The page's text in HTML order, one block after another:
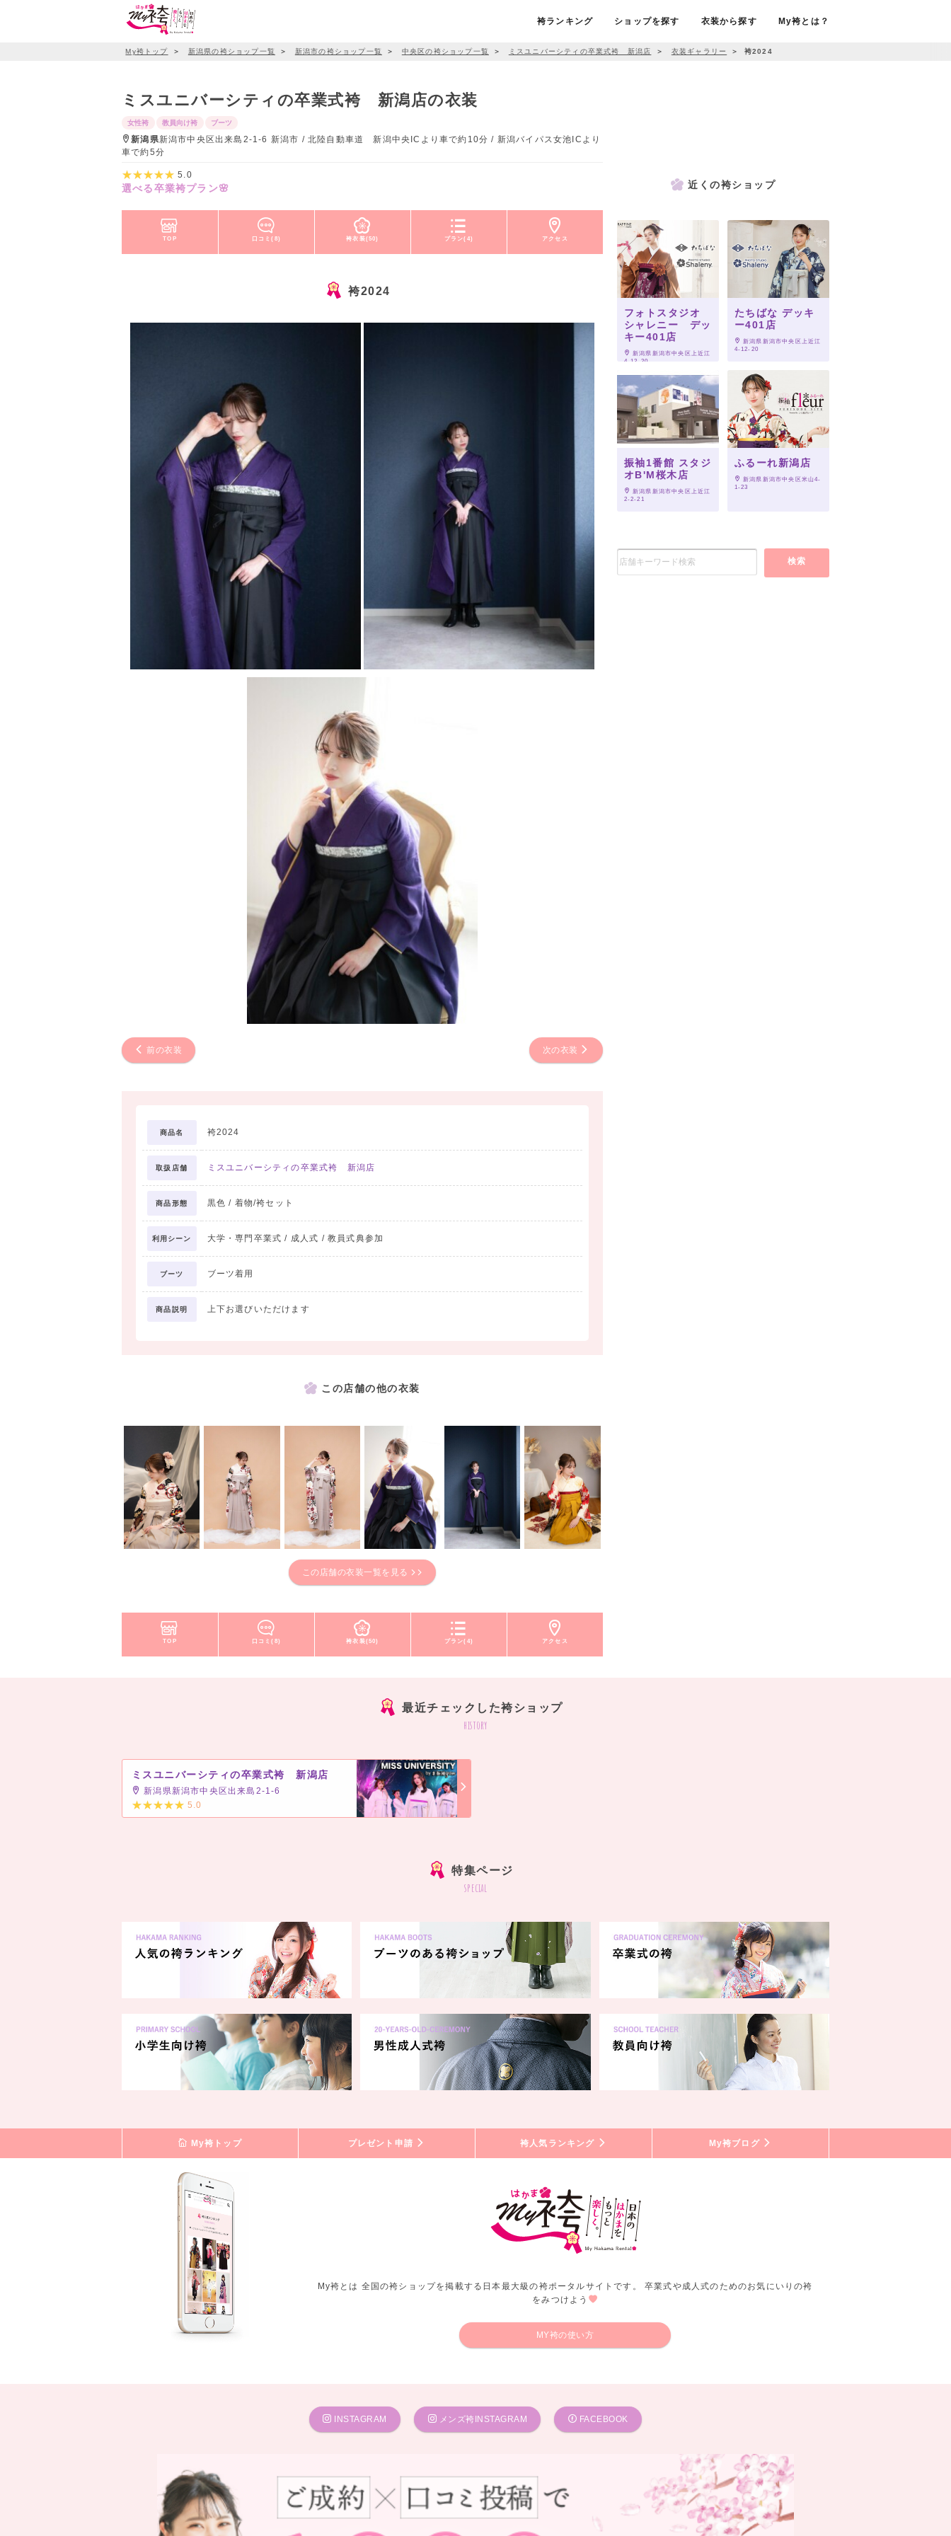
袴ランキング ショップを探す 衣装から探す My袴とは？
My袴トップ ＞ 新潟県の袴ショップ一覧 ＞ 新潟市の袴ショップ一覧 ＞ 中央区の袴ショップ一覧 ＞ ミスユニバーシティの卒業式袴 新潟店 ＞ 衣装ギャラリー ＞ 袴2024
ミスユニバーシティの卒業式袴 新潟店の衣装
女性袴 教員向け袴 ブーツ
新潟県新潟市中央区出来島2-1-6 新潟市 / 北陸自動車道 新潟中央ICより車で約10分 / 新潟バイパス女池ICより
車で約5分
5.0
選べる卒業袴プラン🌸
TOP 口コミ(8) 袴衣装(50) プラン(4) アクセス
袴2024
前の衣装 次の衣装
商品名 袴2024
取扱店舗 ミスユニバーシティの卒業式袴 新潟店
商品形態 黒色 / 着物/袴セット
利用シーン 大学・専門卒業式 / 成人式 / 教員式典参加
ブーツ ブーツ着用
商品説明 上下お選びいただけます
この店舗の他の衣装
この店舗の衣装一覧を見る
TOP 口コミ(8) 袴衣装(50) プラン(4) アクセス
近くの袴ショップ
フォトスタジオ
シャレニー デッ
キー401店
新潟県新潟市中央区上近江
4-12-20
たちばな デッキ
ー401店
新潟県新潟市中央区上近江
4-12-20
振袖1番館 スタジ
オB'M桜木店
新潟県新潟市中央区上近江
2-2-21
ふるーれ新潟店
新潟県新潟市中央区米山4-
1-23
検索
最近チェックした袴ショップ
history
ミスユニバーシティの卒業式袴 新潟店
新潟県新潟市中央区出来島2-1-6
5.0
特集ページ
special
My袴トップ プレゼント申請 袴人気ランキング My袴ブログ
My袴とは 全国の袴ショップを掲載する日本最大級の袴ポータルサイトです。 卒業式や成人式のためのお気にいりの袴
をみつけよう
MY袴の使い方
INSTAGRAM メンズ袴INSTAGRAM FACEBOOK